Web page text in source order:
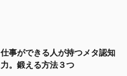
仕事ができる人が持つメタ認知
力。鍛える方法３つ